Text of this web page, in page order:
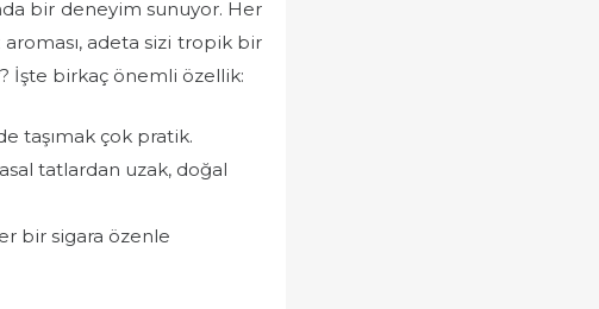
bir deneyim sunuyor. Her
adeta sizi tropik bir
İşte birkaç önemli özellik:
taşımak çok pratik.
tatlardan uzak, doğal
bir sigara özenle